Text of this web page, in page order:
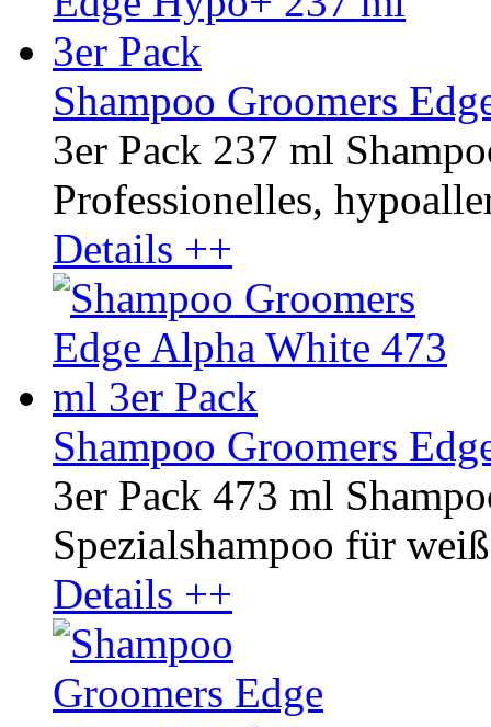
Shampoo Groomers
3er Pack 237 ml
Professionelles,
Details ++
Shampoo Groomers
3er Pack 473 ml
Spezialshampoo für
Details ++